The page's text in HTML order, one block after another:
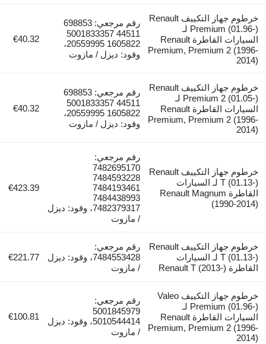
خرطوم جهاز التكييف Renault
Premium (01.96-) لـ
السيارات القاطرة Renault
Premium, Premium 2 (1996-
2014)
رقم مرجعي: 698853
44511 5001833357
1605822 20559995،
وقود: ديزل / مازوت
€40.32
خرطوم جهاز التكييف Renault
Premium 2 (01.05-) لـ
السيارات القاطرة Renault
Premium, Premium 2 (1996-
2014)
رقم مرجعي: 698853
44511 5001833357
1605822 20559995،
وقود: ديزل / مازوت
€40.32
خرطوم جهاز التكييف Renault
T (01.13-) لـ السيارات
القاطرة Renault Magnum
(1990-2014)
رقم مرجعي:
7482695170
7484593228
7484193461
7484438993
7482379317، وقود: ديزل
/ مازوت
€423.39
خرطوم جهاز التكييف Renault
T (01.13-) لـ السيارات
القاطرة Renault T (2013-)
رقم مرجعي:
7484553428، وقود: ديزل
/ مازوت
€221.77
خرطوم جهاز التكييف Valeo
Premium (01.96-) لـ
السيارات القاطرة Renault
Premium, Premium 2 (1996-
2014)
رقم مرجعي:
5001845979
5010544414، وقود: ديزل
/ مازوت
€100.81